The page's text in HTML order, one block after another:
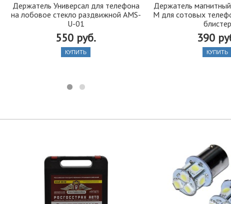
Держатель Универсал для телефона
на лобовое стекло раздвижной AMS-
U-01
550 руб.
КУПИТЬ
Держатель
M для сотовых
блистер
390
КУПИТЬ